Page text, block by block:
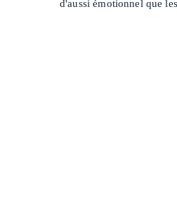
d'aussi émotionnel que